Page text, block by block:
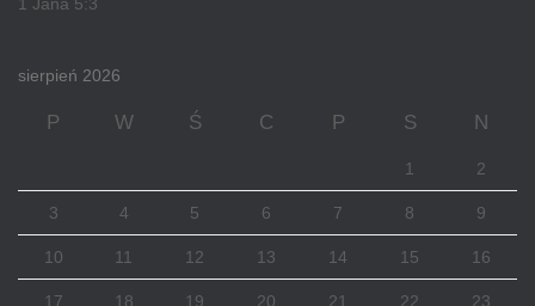
1 Jana 5:3
sierpień 2026
P W Ś C P S N
1 2
3 4 5 6 7 8 9
10 11 12 13 14 15 16
17 18 19 20 21 22 23